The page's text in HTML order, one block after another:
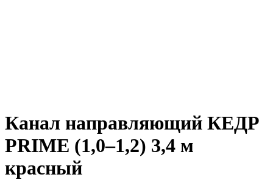
Канал направляющий КЕДР
PRIME (1,0–1,2) 3,4 м
красный